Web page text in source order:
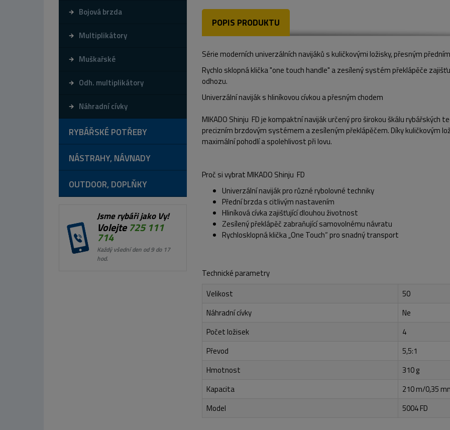
Bojová brzda
Multiplikátory
Muškařské
Odh. multiplikátory
Náhradní cívky
RYBÁŘSKÉ POTŘEBY
NÁSTRAHY, NÁVNADY
OUTDOOR, DOPLŇKY
Jsme rybáři jako Vy!
Volejte725 111
714
Každý všední den od 9 do 17
hod.
POPIS PRODUKTU
Série moderních univerzálních navijáků s kuličkovými ložisky, přesným
Rychlo sklopná klička "one touch handle" a zesílený systém překlápěče
odhozu.
Univerzální naviják s hliníkovou cívkou a přesným chodem
MIKADO Shinju FD je kompaktní naviják určený pro širokou škálu rybářských
precizním brzdovým systémem a zesíleným překlápěčem. Díky kuličkovým
maximální pohodlí a spolehlivost při lovu.
Proč si vybrat MIKADO Shinju FD
Univerzální naviják pro různé rybolovné techniky
Přední brzda s citlivým nastavením
Hliníková cívka zajišťující dlouhou životnost
Zesílený překlápěč zabraňující samovolnému návratu
Rychlosklopná klička „One Touch“ pro snadný transport
Technické parametry
Velikost
50
Náhradní cívky
Ne
Počet ložisek
4
Převod
5,5:1
Hmotnost
310 g
Kapacita
210 m/0,35
Model
5004 FD